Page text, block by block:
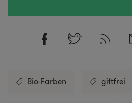
Bio-Farben giftfrei